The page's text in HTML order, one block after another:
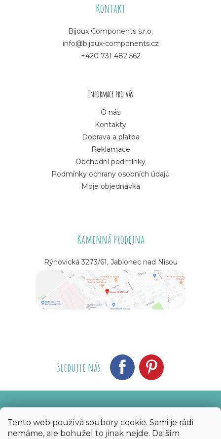
Tento web používá soubory cookie. Sami je rádi
nemáme, ale bohužel to jinak nejde. Dalším
Kontakt
Bijoux Components s.r.o.
info@bijoux-components.cz
+420 731 482 562
Informace pro vás
O nás
Kontakty
Doprava a platba
Reklamace
Obchodní podmínky
Podmínky ochrany osobních údajů
Moje objednávka
Kamenná prodejna
Rýnovická 3273/61, Jablonec nad Nisou
Sledujte nás